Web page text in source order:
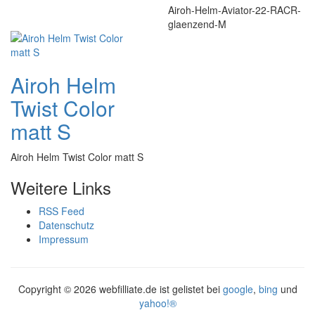
Airoh-Helm-Aviator-22-RACR-
glaenzend-M
Airoh Helm
Twist Color
matt S
Airoh Helm Twist Color matt S
Weitere Links
RSS Feed
Datenschutz
Impressum
Copyright © 2026 webfilliate.de ist gelistet bei google, bing und
yahoo!®